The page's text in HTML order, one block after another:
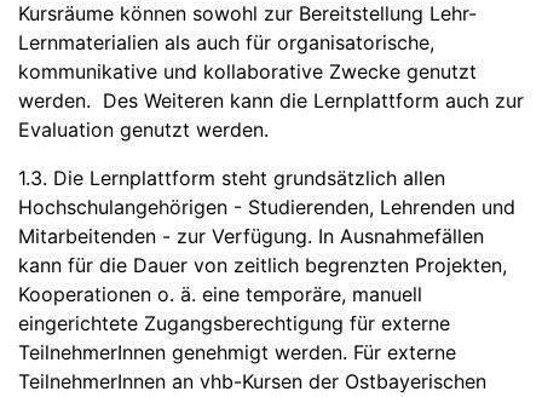
Kursräume können sowohl zur Bereitstellung Lehr-
Lernmaterialien als auch für organisatorische,
kommunikative und kollaborative Zwecke genutzt
werden. Des Weiteren kann die Lernplattform auch zur
Evaluation genutzt werden.
1.3. Die Lernplattform steht grundsätzlich allen
Hochschulangehörigen - Studierenden, Lehrenden und
Mitarbeitenden - zur Verfügung. In Ausnahmefällen
kann für die Dauer von zeitlich begrenzten Projekten,
Kooperationen o. ä. eine temporäre, manuell
eingerichtete Zugangsberechtigung für externe
TeilnehmerInnen genehmigt werden. Für externe
TeilnehmerInnen an vhb-Kursen der Ostbayerischen